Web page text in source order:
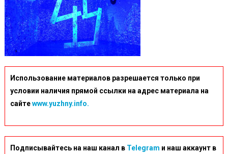
Использование материалов разрешается только при
условии наличия прямой ссылки на адрес материала на
сайтеwww.yuzhny.info.
Подписывайтесь на наш канал в Telegram и наш аккаунт в